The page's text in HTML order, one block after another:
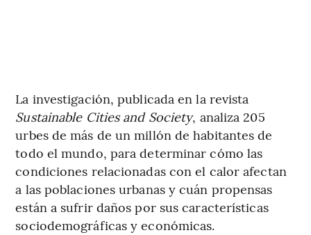
La investigación, publicada en la revista
Sustainable Cities and Society, analiza 205
urbes de más de un millón de habitantes de
todo el mundo, para determinar cómo las
condiciones relacionadas con el calor afectan
a las poblaciones urbanas y cuán propensas
están a sufrir daños por sus características
sociodemográficas y económicas.